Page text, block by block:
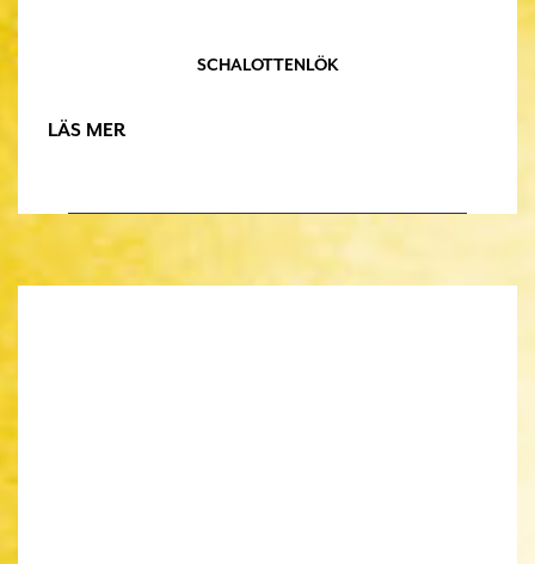
SCHALOTTENLÖK
LÄS MER